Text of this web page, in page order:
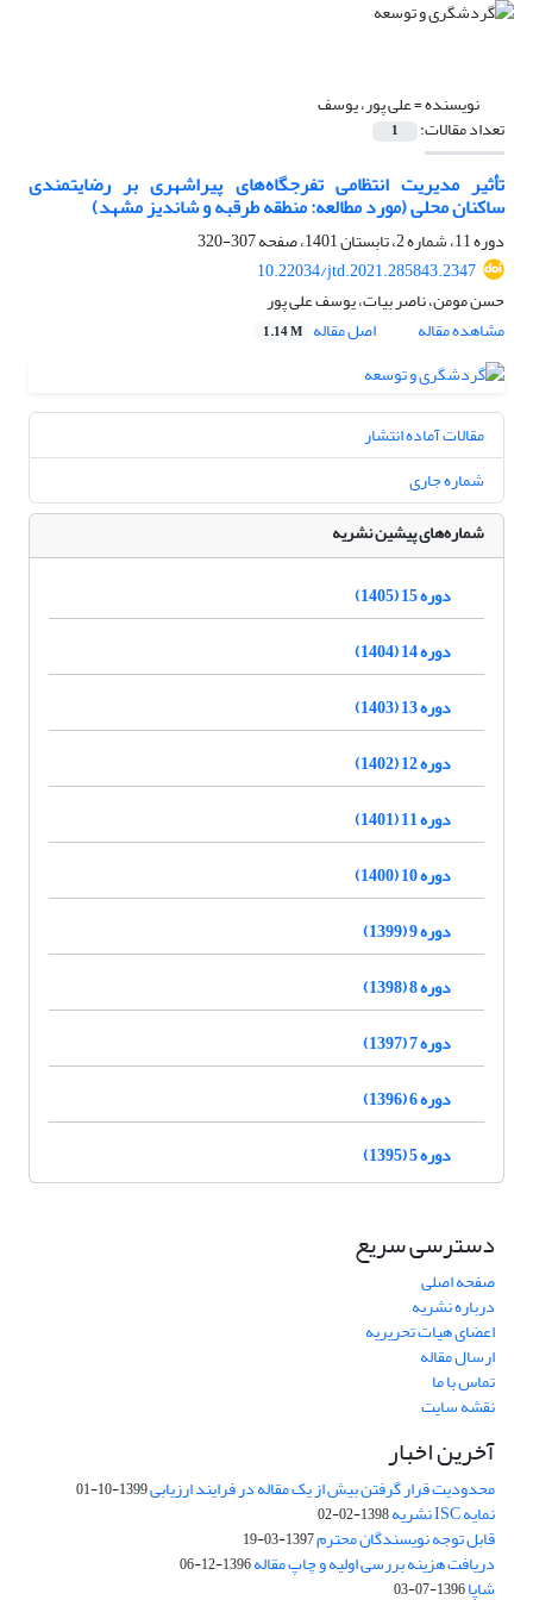
نویسنده =علی پور، یوسف
تعداد مقالات: 1
تأثیر مدیریت انتظامی تفرجگاه‌های پیراشهری بر رضایتمندی
ساکنان محلی (مورد مطالعه: منطقه طرقبه و شاندیز مشهد)
دوره 11، شماره 2، تابستان 1401، صفحه
307-320
10.22034/jtd.2021.285843.2347
حسن مومن، ناصر بیات، یوسف علی پور
مشاهده مقاله
اصل مقاله 1.14 M
مقالات آماده انتشار
شماره جاری
شماره‌های پیشین نشریه
دوره 15 (1405)
دوره 14 (1404)
دوره 13 (1403)
دوره 12 (1402)
دوره 11 (1401)
دوره 10 (1400)
دوره 9 (1399)
دوره 8 (1398)
دوره 7 (1397)
دوره 6 (1396)
دوره 5 (1395)
دسترسی سریع
صفحه اصلی
درباره نشریه
اعضای هیات تحریریه
ارسال مقاله
تماس با ما
نقشه سایت
آخرین اخبار
محدودیت قرار گرفتن بیش از یک مقاله در فرایند ارزیابی1399-10-01
نمایه ISC نشریه 1398-02-02
قابل توجه نویسندگان محترم1397-03-19
دریافت هزینه بررسی اولیه و چاپ مقاله1396-12-06
شاپا1396-07-03